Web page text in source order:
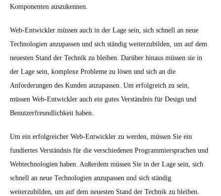
Komponenten auszukennen.
Web-Entwickler müssen auch in der Lage sein, sich schnell an neue
Technologien anzupassen und sich ständig weiterzubilden, um auf dem
neuesten Stand der Technik zu bleiben. Darüber hinaus müssen sie in
der Lage sein, komplexe Probleme zu lösen und sich an die
Anforderungen des Kunden anzupassen. Um erfolgreich zu sein,
müssen Web-Entwickler auch ein gutes Verständnis für Design und
Benutzerfreundlichkeit haben.
Um ein erfolgreicher Web-Entwickler zu werden, müssen Sie ein
fundiertes Verständnis für die verschiedenen Programmiersprachen und
Webtechnologien haben. Außerdem müssen Sie in der Lage sein, sich
schnell an neue Technologien anzupassen und sich ständig
weiterzubilden, um auf dem neuesten Stand der Technik zu bleiben.